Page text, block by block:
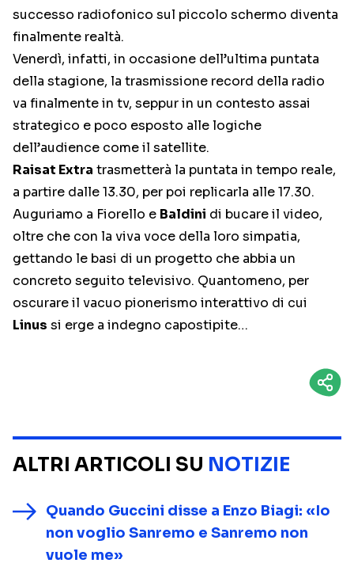
successo radiofonico sul piccolo schermo diventa
finalmente realtà.
Venerdì, infatti, in occasione dell’ultima puntata
della stagione, la trasmissione record della radio
va finalmente in tv, seppur in un contesto assai
strategico e poco esposto alle logiche
dell’audience come il satellite.
Raisat Extra trasmetterà la puntata in tempo reale,
a partire dalle 13.30, per poi replicarla alle 17.30.
Auguriamo a Fiorello e Baldini di bucare il video,
oltre che con la viva voce della loro simpatia,
gettando le basi di un progetto che abbia un
concreto seguito televisivo. Quantomeno, per
oscurare il vacuo pionerismo interattivo di cui
Linus si erge a indegno capostipite…
ALTRI ARTICOLI SU NOTIZIE
Quando Guccini disse a Enzo Biagi: «Io
non voglio Sanremo e Sanremo non
vuole me»